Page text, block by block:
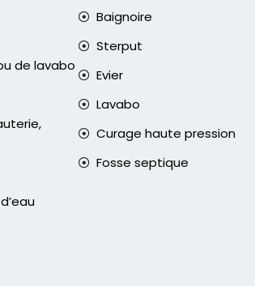
de lavabo
Baignoire
Sterput
Evier
Lavabo
Curage haute pression
Fosse septique